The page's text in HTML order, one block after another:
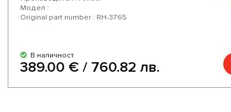
Модел :
Original part number : RH-3765
В наличност
389.00 € / 760.82 лв.